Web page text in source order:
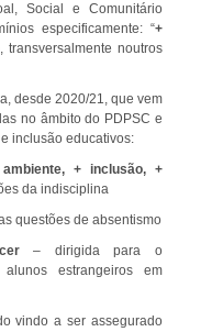
Social e Comunitário
especificamente: “+
transversalmente noutros
desde 2020/21, que vem
no âmbito do PDPSC e
inclusão educativos:
+ inclusão, +
da indisciplina
questões de absentismo
– dirigida para o
estrangeiros em
vindo a ser assegurado